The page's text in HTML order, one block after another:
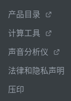
产品目录
计算工具
声音分析仪
法律和隐私声明
压印